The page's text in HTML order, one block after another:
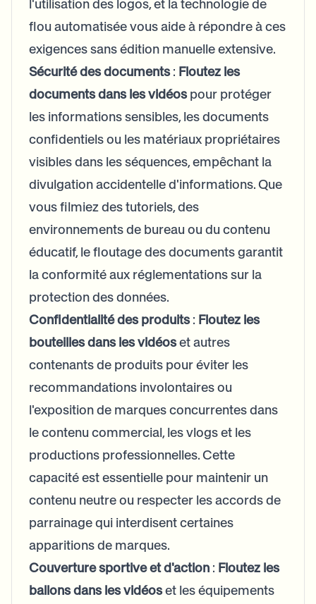
l'utilisation des logos, et la technologie de
flou automatisée vous aide à répondre à ces
exigences sans édition manuelle extensive.
Sécurité des documents: Floutez les
documents dans les vidéospour protéger
les informations sensibles, les documents
confidentiels ou les matériaux propriétaires
visibles dans les séquences, empêchant la
divulgation accidentelle d'informations. Que
vous filmiez des tutoriels, des
environnements de bureau ou du contenu
éducatif, le floutage des documents garantit
la conformité aux réglementations sur la
protection des données.
Confidentialité des produits: Floutez les
bouteilles dans les vidéoset autres
contenants de produits pour éviter les
recommandations involontaires ou
l'exposition de marques concurrentes dans
le contenu commercial, les vlogs et les
productions professionnelles. Cette
capacité est essentielle pour maintenir un
contenu neutre ou respecter les accords de
parrainage qui interdisent certaines
apparitions de marques.
Couverture sportive et d'action : Floutez les
ballons dans les vidéoset les équipements